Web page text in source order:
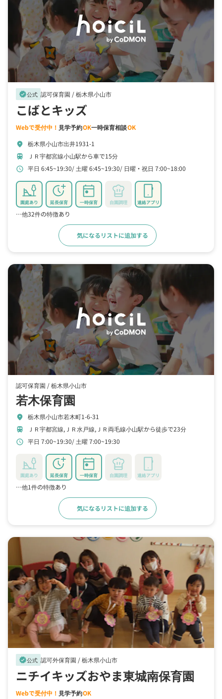
verified公式 認可保育園 /栃木県小山市
こばとキッズ
Webで受付中！ 見学予約OK一時保育相談OK
location_on 栃木県小山市出井1931-1
train ＪＲ宇都宮線小山駅から車で15分
schedule 平日 6:45~19:30 土曜 6:45~19:30 日曜・祝日 7:00~18:00
園庭あり 延長保育 一時保育 自園調理 連絡アプリ
…他32件の特徴あり
気になるリストに追加する
認可保育園 /栃木県小山市
若木保育園
location_on 栃木県小山市若木町1-6-31
train ＪＲ宇都宮線,ＪＲ水戸線,ＪＲ両毛線小山駅から徒歩で23分
schedule 平日 7:00~19:30 土曜 7:00~19:30
園庭あり 延長保育 一時保育 自園調理 連絡アプリ
…他1件の特徴あり
気になるリストに追加する
verified公式 認可外保育園 /栃木県小山市
ニチイキッズおやま東城南保育園
Webで受付中！ 見学予約OK